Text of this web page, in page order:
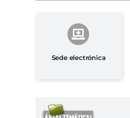
Sede electrónica